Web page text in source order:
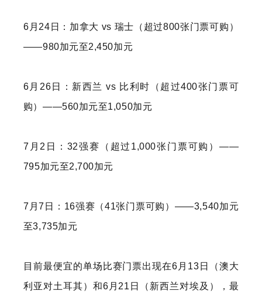
6月24日：加拿大 vs 瑞士（超过800张门票可购）
——980加元至2,450加元
6月26日：新西兰 vs 比利时（超过400张门票可
购）——560加元至1,050加元
7月2日：32强赛（超过1,000张门票可购）——
795加元至2,700加元
7月7日：16强赛（41张门票可购）——3,540加元
至3,735加元
目前最便宜的单场比赛门票出现在6月13日（澳大
利亚对土耳其）和6月21日（新西兰对埃及），最